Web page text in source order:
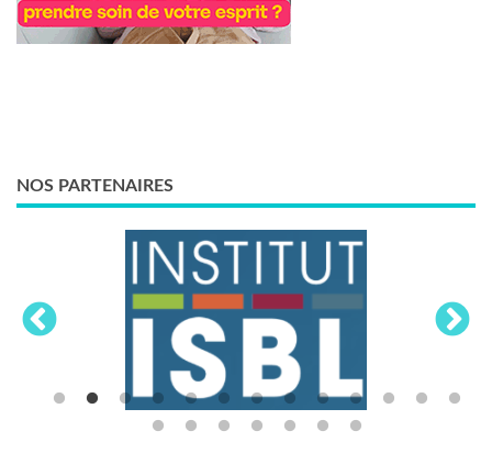
NOS PARTENAIRES